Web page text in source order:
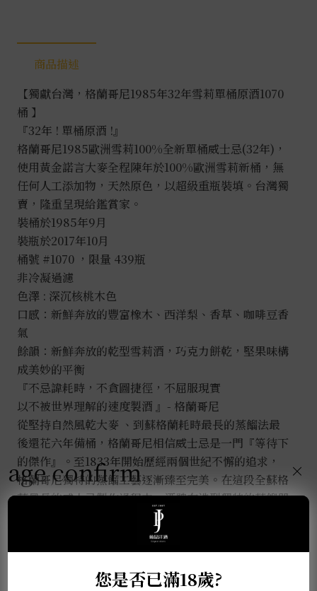
莉
原
酒
#1070
0.7L
數
量
商品描述
【獨獻台灣，格蘭哥尼1985年32年雪莉單桶原酒1070
桶 】
『32年 ! 單桶原酒 !』
格蘭哥尼1985歐洲雪莉100%全新單桶威士忌(32年)，
使用黃金諾言大麥全程陳年於100%歐洲雪莉新桶，無
任何人工添加物，天然原色，以超級重瓶裝填。台灣獨
賣，隆重呈現給鑑賞家。
裝桶於1985年9月
裝瓶於2017年10月
桶號 #1070 ，限量 439瓶
非冷凝過濾
色澤 : 深沉核桃木色
口感：新鮮奔放的豐富橡木、西洋梨、香草、咖啡豆香
氣
餘韻：新鮮奔放的乾型雪莉酒，巧克力餅乾，堅果味構
成美妙的平衡
『不忌諱耗時，不貪圖捷徑，不屈服現實
以不被世界理解的速度製酒 』- 格蘭哥尼
從堅持自然風乾大麥 、到蘇格蘭耗時最長的蒸餾法最
後還花六年備桶，格蘭哥尼相信威士忌是一門『等待下
的傑作』。至1833年開始歷經兩個世紀不懈的追求，
格蘭哥尼獨特的蒸餾工藝逐漸臻至完美。在這段全蘇格
蘭最長的威士忌製作過程中，酒體在造型獨特的蒸餾器
中長時間進行銅對話，經過緩慢煨熱逸散而出的蒸汽散
發出甜美的果香。同時這也是我們堅持以自然風乾的方
式來乾燥大麥的理由，為的就是要成就真正的格蘭哥尼
精神。而這- 就是格蘭哥尼所堅持的 「 慢 」
age confirm
您是否已滿18歲?
×